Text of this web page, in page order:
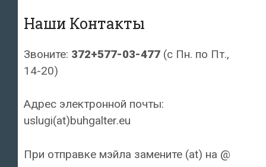
Наши Контакты
Звоните: 372+577-03-477 (с Пн. по Пт.,
14-20)
Адрес электронной почты:
uslugi(at)buhgalter.eu
При отправке мэйла замените (at) на @